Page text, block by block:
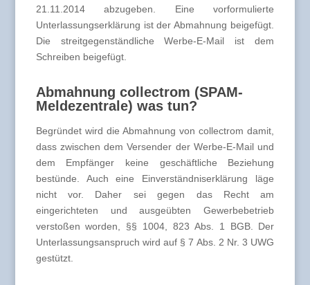
21.11.2014 abzugeben. Eine vorformulierte
Unterlassungserklärung ist der Abmahnung beigefügt.
Die streitgegenständliche Werbe-E-Mail ist dem
Schreiben beigefügt.
Abmahnung collectrom (SPAM-
Meldezentrale) was tun?
Begründet wird die Abmahnung von collectrom damit,
dass zwischen dem Versender der Werbe-E-Mail und
dem Empfänger keine geschäftliche Beziehung
bestünde. Auch eine Einverständniserklärung läge
nicht vor. Daher sei gegen das Recht am
eingerichteten und ausgeübten Gewerbebetrieb
verstoßen worden, §§ 1004, 823 Abs. 1 BGB. Der
Unterlassungsanspruch wird auf § 7 Abs. 2 Nr. 3 UWG
gestützt.